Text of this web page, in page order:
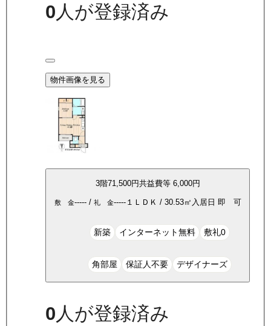
0 人が登録済み
物件画像を見る
3階71,500円共益費等 6,000円
敷 金-----/ 礼 金-----１ＬＤＫ / 30.53㎡ 入居日 即 可
新築 インターネット無料 敷礼0
角部屋 保証人不要 デザイナーズ
0人が登録済み